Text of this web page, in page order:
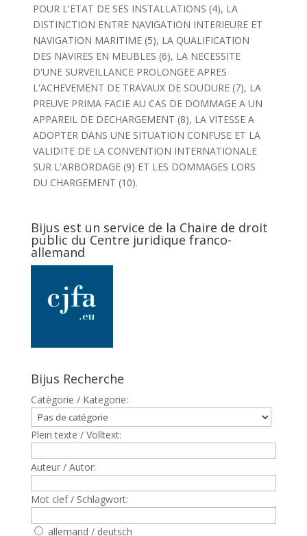
POUR L'ETAT DE SES INSTALLATIONS (4), LA
DISTINCTION ENTRE NAVIGATION INTERIEURE ET
NAVIGATION MARITIME (5), LA QUALIFICATION
DES NAVIRES EN MEUBLES (6), LA NECESSITE
D'UNE SURVEILLANCE PROLONGEE APRES
L'ACHEVEMENT DE TRAVAUX DE SOUDURE (7), LA
PREUVE PRIMA FACIE AU CAS DE DOMMAGE A UN
APPAREIL DE DECHARGEMENT (8), LA VITESSE A
ADOPTER DANS UNE SITUATION CONFUSE ET LA
VALIDITE DE LA CONVENTION INTERNATIONALE
SUR L'ARBORDAGE (9) ET LES DOMMAGES LORS
DU CHARGEMENT (10).
Bijus est un service de la Chaire de droit
public du Centre juridique franco-
allemand
Bijus Recherche
Catègorie / Kategorie:
Plein texte / Volltext:
Auteur / Autor:
Mot clef / Schlagwort:
allemand / deutsch